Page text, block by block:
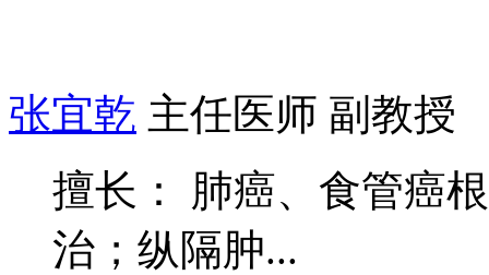
张宜乾 主任医师 副教授
擅长： 肺癌、食管癌
治；纵隔肿...